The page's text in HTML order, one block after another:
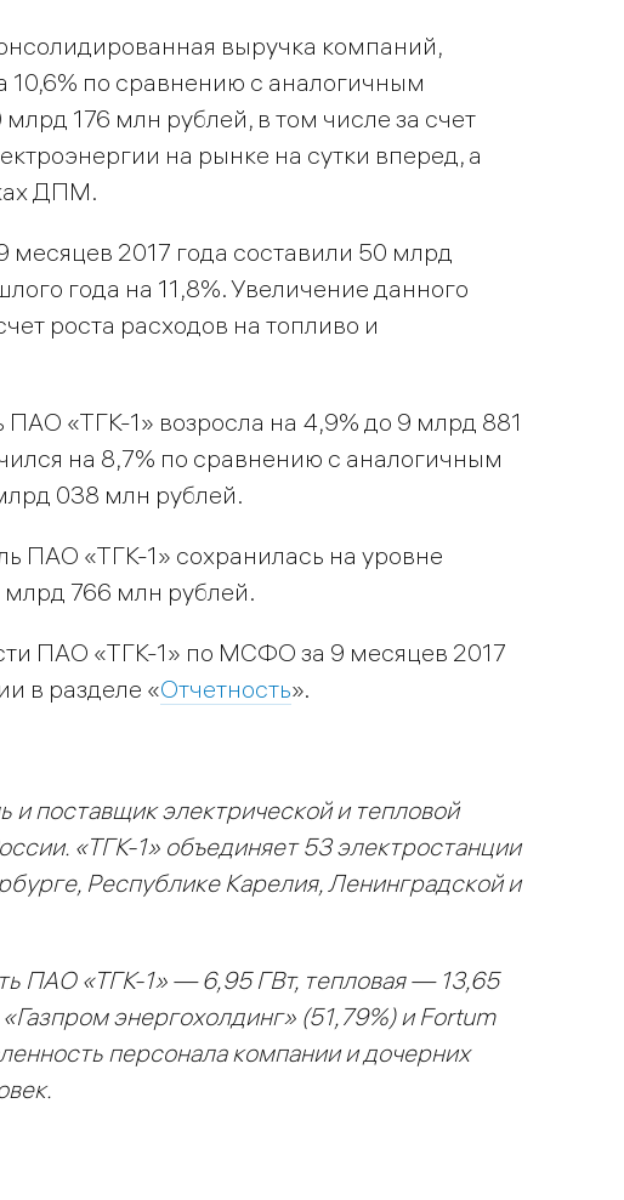
выручка компаний,
10,6% по сравнению с аналогичным
176 млн рублей, в том числе за счет
на рынке на сутки вперед, а
ДПМ.
2017 года составили 50 млрд
года на 11,8%. Увеличение данного
роста расходов на топливо и
«ТГК-1» возросла на 4,9% до 9 млрд 881
на 8,7% по сравнению с аналогичным
038 млн рублей.
ПАО «ТГК-1» сохранилась на уровне
млрд 766 млн рублей.
ПАО «ТГК-1» по МСФО за 9 месяцев 2017
в разделе «Отчетность».
поставщик электрической и тепловой
«ТГК-1» объединяет 53 электростанции
Республике Карелия, Ленинградской и
ПАО «ТГК-1» — 6,95 ГВт, тепловая — 13,65
энергохолдинг» (51,79%) и Fortum
персонала компании и дочерних